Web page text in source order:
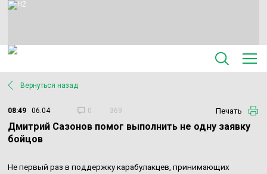
Вернуться назад
08:49 06.04 0 369 Печать
Дмитрий Сазонов помог выполнить не одну заявку
бойцов
Не первый раз в поддержку карабулакцев, принимающих